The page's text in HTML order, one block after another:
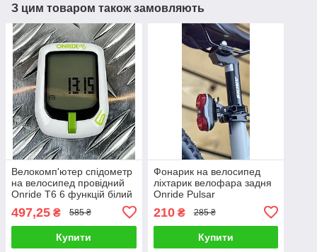
З цим товаром також замовляють
Велокомп'ютер спідометр
на велосипед провідний
Onride Т6 6 функцій білий
497,25 ₴ 585 ₴
Купити
Фонарик на велосипед
ліхтарик велофара задня
Onride Pulsar
210₴ 285 ₴
Купити